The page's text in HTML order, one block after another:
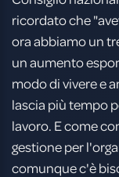
ricordato che
ora abbiamo un
un aumento
modo di vivere e
lascia più tempo
lavoro. E come
gestione per
comunque c'è